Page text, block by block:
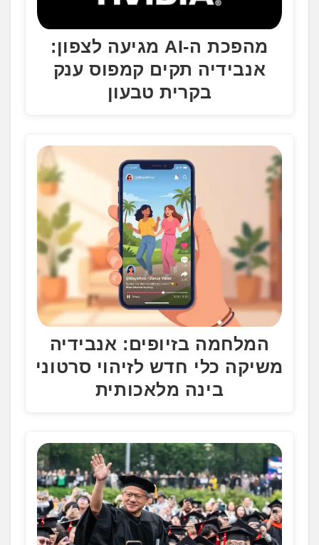
מהפכת ה-AI מגיעה לצפון:
אנבידיה תקים קמפוס ענק
בקרית טבעון
המלחמה בזיופים: אנבידיה
משיקה כלי חדש לזיהוי סרטוני
בינה מלאכותית